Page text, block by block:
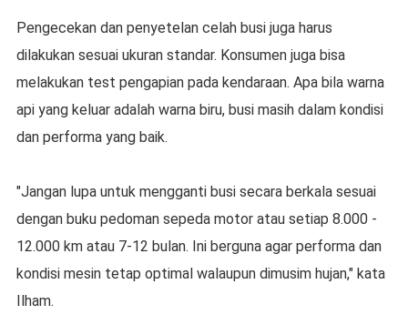
Pengecekan dan penyetelan celah busi juga harus
dilakukan sesuai ukuran standar. Konsumen juga bisa
melakukan test pengapian pada kendaraan. Apa bila warna
api yang keluar adalah warna biru, busi masih dalam kondisi
dan performa yang baik.
"Jangan lupa untuk mengganti busi secara berkala sesuai
dengan buku pedoman sepeda motor atau setiap 8.000 -
12.000 km atau 7-12 bulan. Ini berguna agar performa dan
kondisi mesin tetap optimal walaupun dimusim hujan," kata
Ilham.